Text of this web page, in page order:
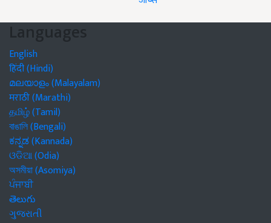
Languages
English
हिंदी (Hindi)
മലയാളം (Malayalam)
मराठी (Marathi)
தமிழ் (Tamil)
বাঙালি (Bengali)
ಕನ್ನಡ (Kannada)
ଓଡିଆ (Odia)
অসমীয়া (Asomiya)
ਪੰਜਾਬੀ
తెలుగు
ગુજરાતી